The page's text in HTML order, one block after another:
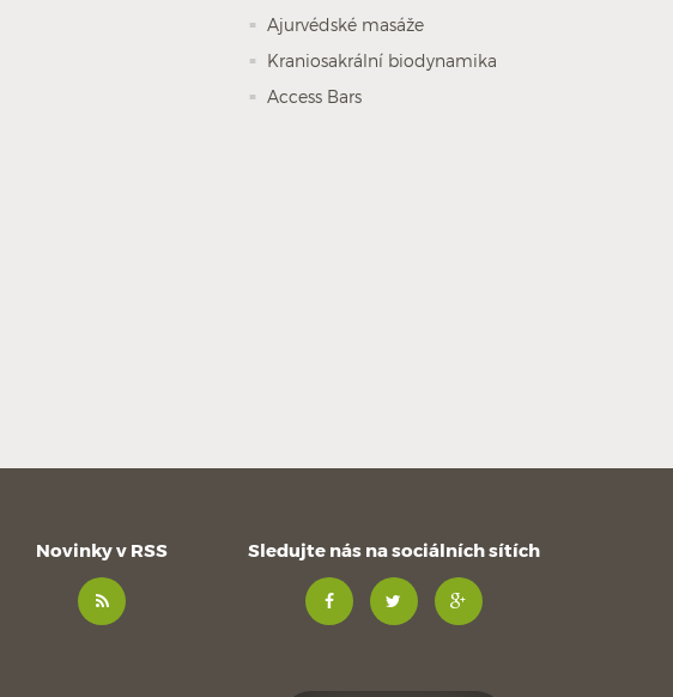
Ajurvédské masáže
Kraniosakrální biodynamika
Access Bars
Novinky v RSS Sledujte nás na sociálních sítích